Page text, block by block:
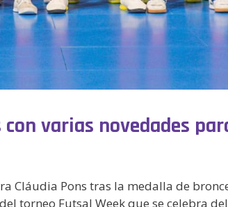
varias novedades
Cláudia Pons tras la medalla de
torneo Futsal Week que se celebra